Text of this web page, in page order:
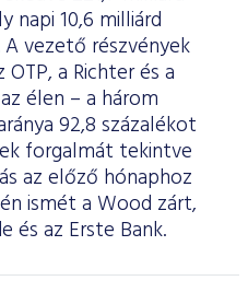
10,6 milliárd
vezető részvények
a Richter és a
élen – a három
92,8 százalékot
forgalmát tekintve
az előző hónaphoz
ismét a Wood zárt,
és az Erste Bank.